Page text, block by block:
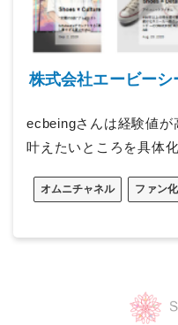
株式会社エービーシ
ecbeingさんは経験値が
叶えたいところを具体
オムニチャネル ファン